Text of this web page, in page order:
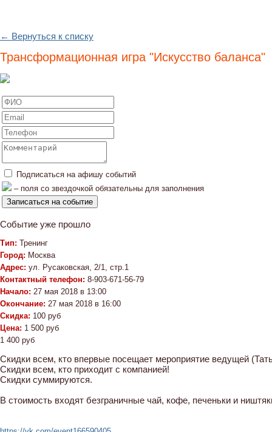
← Вернуться к списку
Трансформационная игра "Искусство баланса"
Подписаться на афишу событий
– поля со звездочкой обязательны для заполнения
Событие уже прошло
Тип: Тренинг
Город: Москва
Адрес: ул. Русаковская, 2/1, стр.1
Контактный телефон: 8-903-671-56-79
Начало: 27 мая 2018 в 13:00
Окончание: 27 мая 2018 в 16:00
Скидка: 100 руб
Цена: 1 500 руб
1 400 руб
Скидки всем, кто впервые посещает мероприятие ведущей
Скидки всем, кто приходит с компанией!
Скидки суммируются.
В стоимость входят безграничные чай, кофе, печеньки и